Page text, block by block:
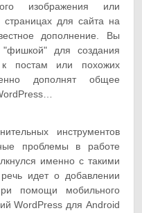
изображения или
для сайта на
дополнение. Вы
"фишкой" для создания
постам или похожих
дополнят общее
инструментов
проблемы в работе
именно с такими
идет о добавлении
помощи мобильного
WordPress для Android